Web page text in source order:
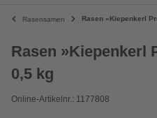
Rasensamen Rasen »Kiepenkerl
Rasen »Kiepenkerl
0,5 kg
Online-Artikelnr.: 1177808